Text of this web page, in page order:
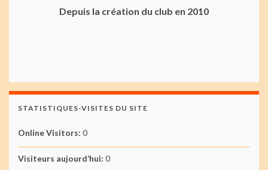
Depuis la création du club en 2010
STATISTIQUES-VISITES DU SITE
Online Visitors: 0
Visiteurs aujourd’hui: 0